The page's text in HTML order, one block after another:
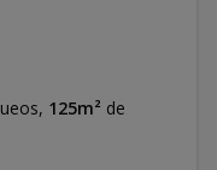
125m² de